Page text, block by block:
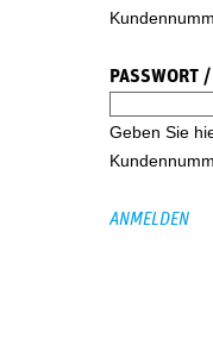
PASSWORT
Geben Sie